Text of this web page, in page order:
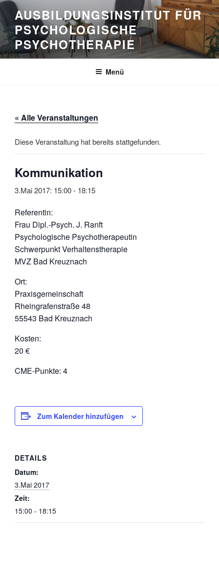
Zum
Inhalt
springen
AUSBILDUNGSINSTITUT FÜR
PSYCHOLOGISCHE
PSYCHOTHERAPIE
Menü
« Alle Veranstaltungen
Diese Veranstaltung hat bereits stattgefunden.
Kommunikation
3.Mai 2017: 15:00- 18:15
Referentin:
Frau Dipl.-Psych. J. Ranft
Psychologische Psychotherapeutin
Schwerpunkt Verhaltenstherapie
MVZ Bad Kreuznach
Ort:
Praxisgemeinschaft
Rheingrafenstraße 48
55543 Bad Kreuznach
Kosten:
20 €
CME-Punkte: 4
Zum Kalender hinzufügen
DETAILS
Datum:
3.Mai 2017
Zeit:
15:00 - 18:15